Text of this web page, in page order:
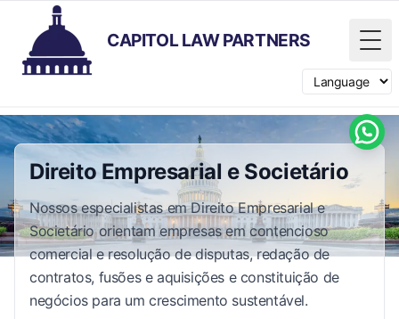
CAPITOL LAW PARTNERS
Switch
Direito Empresarial e Societário
Nossos especialistas em Direito Empresarial e
Societário orientam empresas em contencioso
comercial e resolução de disputas, redação de
contratos, fusões e aquisições e constituição de
negócios para um crescimento sustentável.